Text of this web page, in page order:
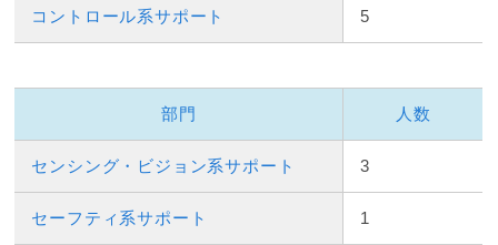
コントロール系サポート 5
部門 人数
センシング・ビジョン系サポート 3
セーフティ系サポート 1